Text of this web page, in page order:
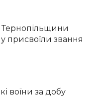
Тернопільщини
присвоїли звання
воїни за добу